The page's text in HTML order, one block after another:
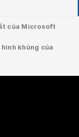
của Microsoft
khủng của